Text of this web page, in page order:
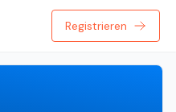
Registrieren